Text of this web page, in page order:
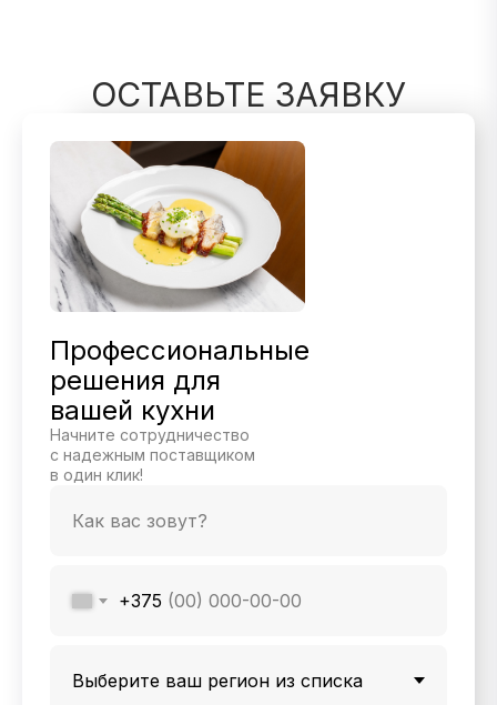
ОСТАВЬТЕ ЗАЯВКУ
Профессиональные
решения для
вашей кухни
Начните сотрудничество
с надежным поставщиком
в один клик!
+375